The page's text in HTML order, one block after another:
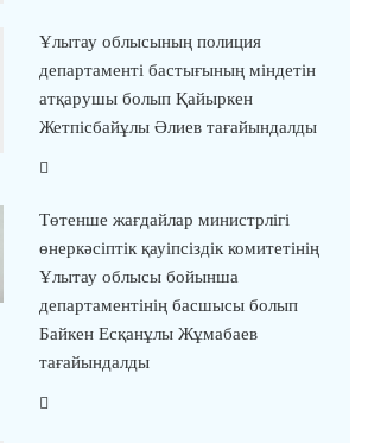
Ұлытау облысының полиция
департаменті бастығының міндетін
атқарушы болып Қайыркен
Жетпісбайұлы Әлиев тағайындалды
Төтенше жағдайлар министрлігі
өнеркәсіптік қауіпсіздік комитетінің
Ұлытау облысы бойынша
департаментінің басшысы болып
Байкен Есқанұлы Жұмабаев
тағайындалды